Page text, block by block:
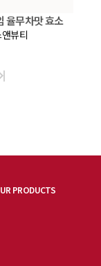
율무차맛 효소
뷰티
PRODUCTS